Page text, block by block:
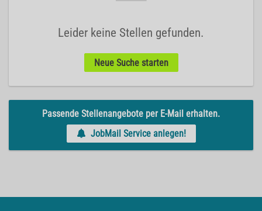
Leider keine Stellen gefunden.
Neue Suche starten
Passende Stellenangebote per E-Mail erhalten.
JobMail Service anlegen!